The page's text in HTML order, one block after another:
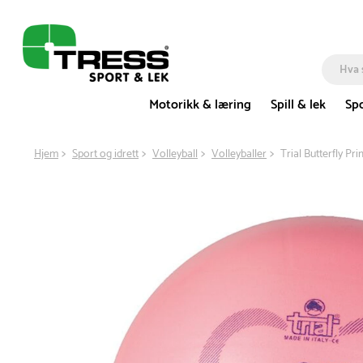
Motorikk & læring
Spill & lek
Hjem Sport og idrett Volleyball Volleyballer Trial Butterfly